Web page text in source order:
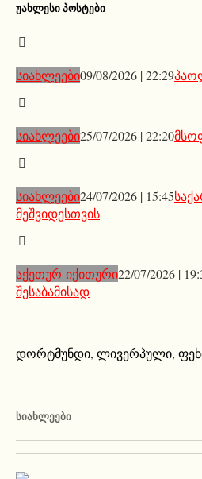
ᲣᲐᲮᲚᲔᲡᲘ ᲞᲝᲡᲢᲔᲑᲘ
სიახლეები09/08/2026 | 22:29
სიახლეები25/07/2026 | 22:20
სიახლეები24/07/2026 | 15:45
მეშვიდესთვის
აქეთურ-იქითური22/07/2026 |
შესაბამისად
დორტმუნდი, ლივერპული,
ᲡᲘᲐᲮᲚᲔᲔᲑᲘ